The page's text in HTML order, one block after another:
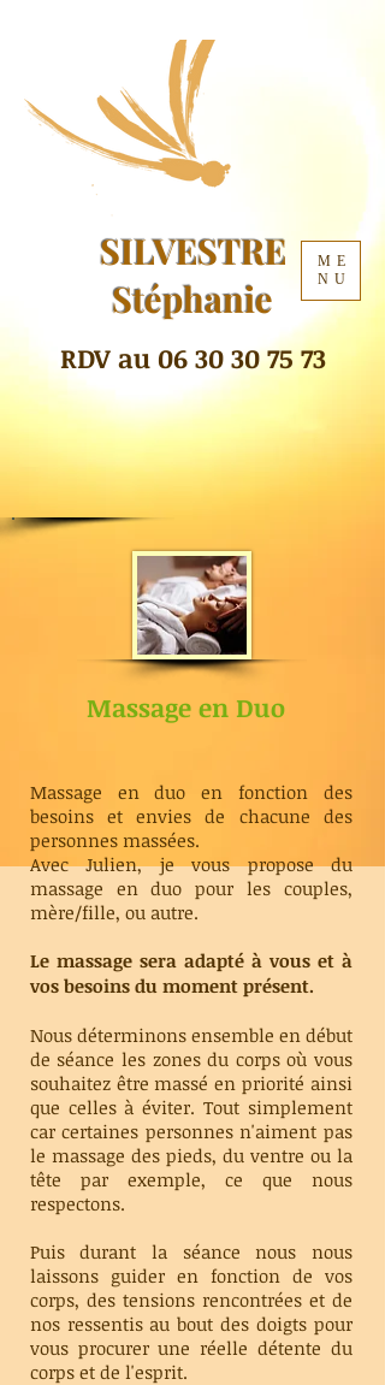
SILVESTRE
Stéphanie
RDV au 06 30 30 75 73
ME
NU
Massage en Duo
Massage en duo en fonction des
besoins et envies de chacune des
personnes massées.
Avec Julien, je vous propose du
massage en duo pour les couples,
mère/fille, ou autre.
Le massage sera adapté à vous et à
vos besoins du moment présent.
Nous déterminons ensemble en début
de séance les zones du corps où vous
souhaitez être massé en priorité ainsi
que celles à éviter. Tout simplement
car certaines personnes n'aiment pas
le massage des pieds, du ventre ou la
tête par exemple, ce que nous
respectons.
Puis durant la séance nous nous
laissons guider en fonction de vos
corps, des tensions rencontrées et de
nos ressentis au bout des doigts pour
vous procurer une réelle détente du
corps et de l'esprit.